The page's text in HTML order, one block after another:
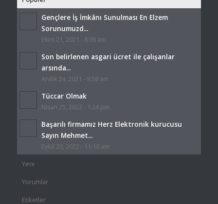
Gençlere İş İmkânı Sunulması En Elzem
Sorunumuzd...
Ekim 21, 2021 - 8:09 am
Son belirlenen asgari ücret ile çalışanlar
arsında...
Aralık 24, 2021 - 9:58 am
Tüccar Olmak
Nisan 25, 2022 - 1:24 pm
Başarılı firmamız Herz Elektronik kurucusu
Sayın Mehmet...
Eylül 20, 2022 - 11:10 am
Yeni
Yorumlar
Etiketler